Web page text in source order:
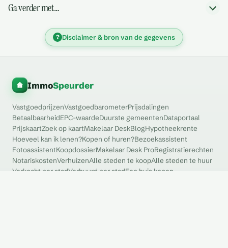
Ga verder met…
? Disclaimer & bron van de gegevens
ImmoSpeurder
VastgoedprijzenVastgoedbarometerPrijsdalingen
BetaalbaarheidEPC-waardeDuurste gemeentenDataportaal
PrijskaartZoek op kaartMakelaar DeskBlogHypotheekrente
Hoeveel kan ik lenen?Kopen of huren?Bezoekassistent
FotoassistentKoopdossierMakelaar Desk ProRegistratierechten
NotariskostenVerhuizenAlle steden te koopAlle steden te huur
Verkocht per stadVerhuurd per stadEen huis kopen